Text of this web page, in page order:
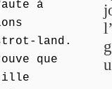
à
land.
que